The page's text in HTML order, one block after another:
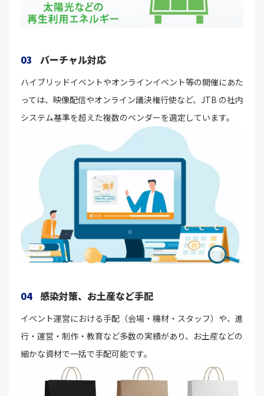
03 バーチャル対応
ハイブリッドイベントやオンラインイベント等の開催にあた
っては、映像配信やオンライン議決権行使など、JTB の社内
システム基準を超えた複数のベンダーを選定しています。
04 感染対策、お土産など手配
イベント運営における手配（会場・機材・スタッフ）や、進
行・運営・制作・教育など多数の実績があり、お土産などの
細かな資材で一括で手配可能です。